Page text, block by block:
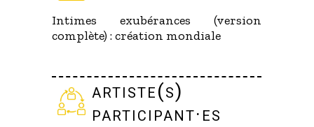
Intimes exubérances (version
complète) : création mondiale
artiste(s)
participant·es